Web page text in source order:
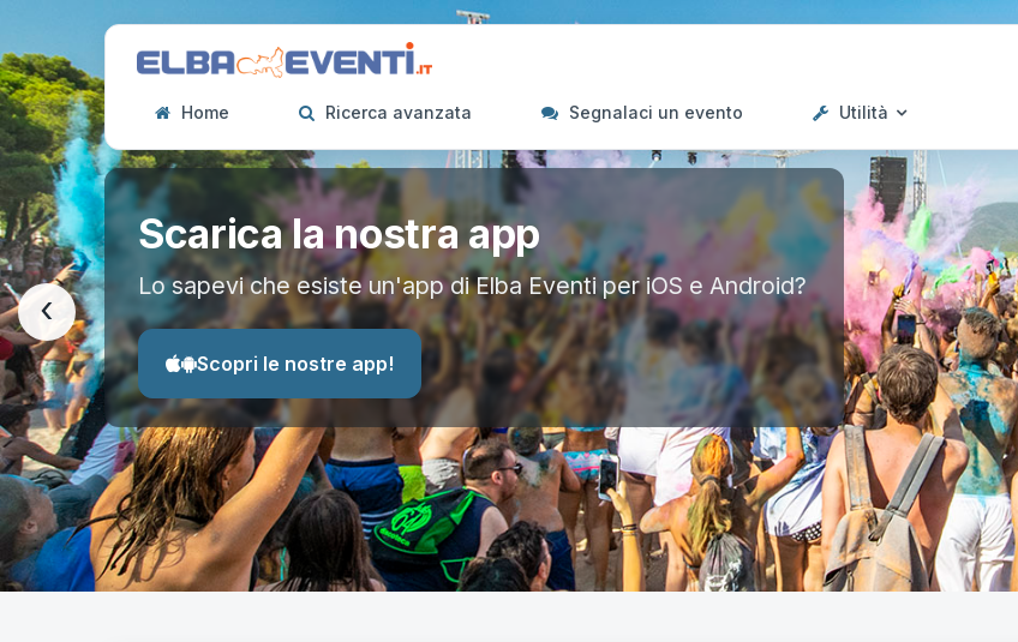
Home Ricerca avanzata Segnalaci un evento Utilità
Scarica la nostra app
Lo sapevi che esiste un'app di Elba Eventi per iOS e Android?
Scopri le nostre app!
‹